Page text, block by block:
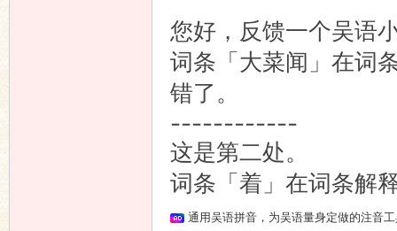
您好，反馈一个吴语
词条「大菜闻」在词
错了。
------------
这是第二处。
词条「着」在词条解
通用吴语拼音，为吴语量身定做的注音